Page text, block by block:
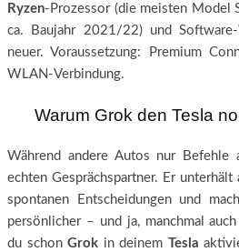
Ryzen-Prozessor (die meisten Model
ca. Baujahr 2021/22) und
neuer. Voraussetzung: Premium
WLAN-Verbindung.
Warum Grok den Tesla
Während andere Autos nur Befehle
echten Gesprächspartner. Er
spontanen Entscheidungen und
persönlicher – und ja, manchmal
du schon Grok in deinem Tesla